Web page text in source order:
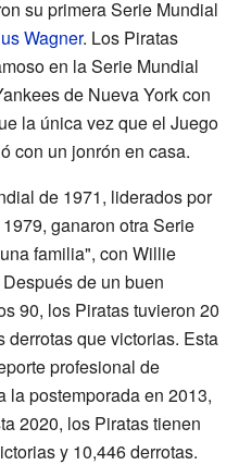
su primera Serie Mundial
Wagner. Los Piratas
en la Serie Mundial
de Nueva York con
la única vez que el Juego
con un jonrón en casa.
de 1971, liderados por
1979, ganaron otra Serie
familia", con Willie
de un buen
90, los Piratas tuvieron 20
derrotas que victorias. Esta
profesional de
la postemporada en 2013,
2020, los Piratas tienen
y 10,446 derrotas.